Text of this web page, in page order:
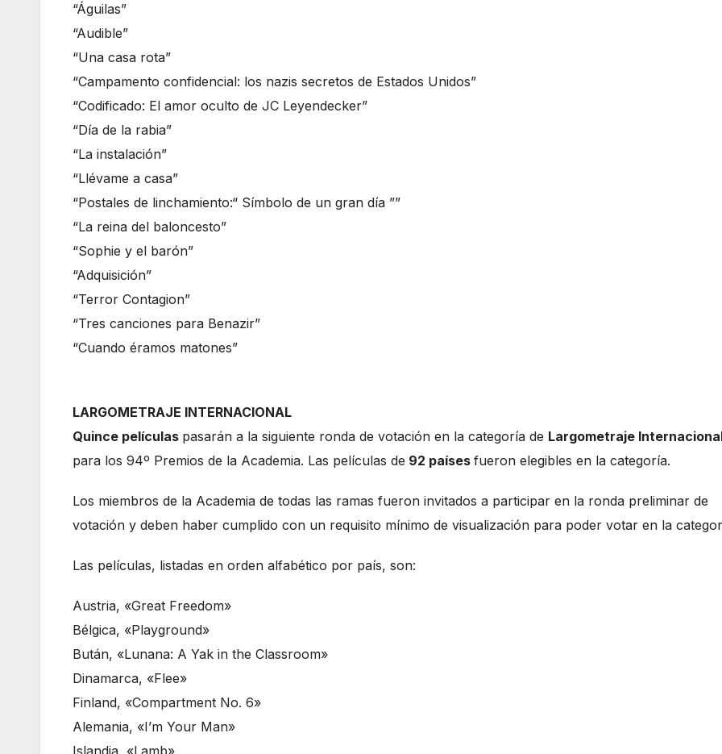
“Águilas”
“Audible”
“Una casa rota”
“Campamento confidencial: los nazis secretos de Estados Unidos”
“Codificado: El amor oculto de JC Leyendecker”
“Día de la rabia”
“La instalación”
“Llévame a casa”
“Postales de linchamiento:“ Símbolo de un gran día ””
“La reina del baloncesto”
“Sophie y el barón”
“Adquisición”
“Terror Contagion”
“Tres canciones para Benazir”
“Cuando éramos matones”
LARGOMETRAJE INTERNACIONAL
Quince películas pasarán a la siguiente ronda de votación en la categoría de Largometraje
para los 94º Premios de la Academia. Las películas de 92 países fueron elegibles en la categoría.
Los miembros de la Academia de todas las ramas fueron invitados a participar en la ronda preliminar de
votación y deben haber cumplido con un requisito mínimo de visualización para poder votar en la
Las películas, listadas en orden alfabético por país, son:
Austria, «Great Freedom»
Bélgica, «Playground»
Bután, «Lunana: A Yak in the Classroom»
Dinamarca, «Flee»
Finland, «Compartment No. 6»
Alemania, «I’m Your Man»